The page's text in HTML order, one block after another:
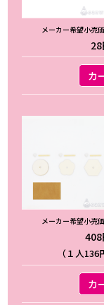
カ
（１人136
カ